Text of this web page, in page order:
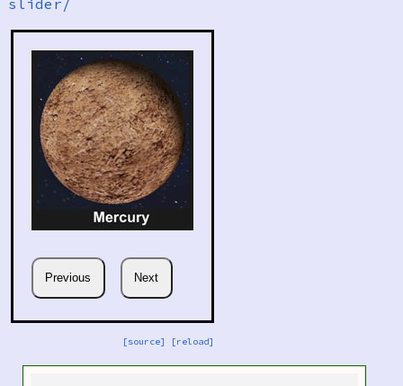
[source] [reload]